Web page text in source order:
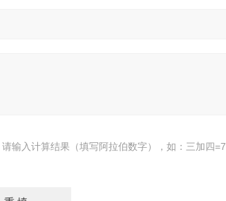
请输入计算结果（填写阿拉伯数字），如：三加四=7